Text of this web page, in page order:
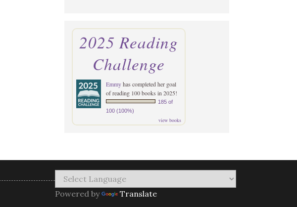
2025 Reading
Challenge
Emmyhas completed her goal
of reading 100 books in 2025!
185 of
100 (100%)
view books
Powered by Translate